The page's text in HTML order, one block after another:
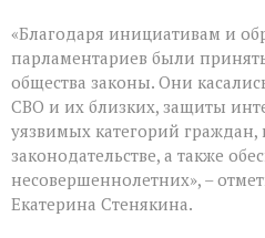
«Благодаря инициативам и
парламентариев были
общества законы. Они
СВО и их близких, защиты
уязвимых категорий
законодательстве, а также
несовершеннолетних», –
Екатерина Стенякина.